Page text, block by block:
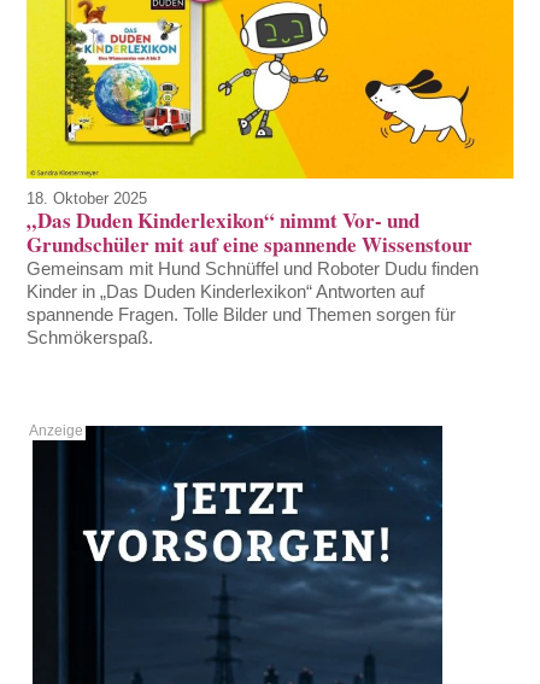
18. Oktober 2025
„Das Duden Kinderlexikon“ nimmt Vor- und
Grundschüler mit auf eine spannende Wissenstour
Gemeinsam mit Hund Schnüffel und Roboter Dudu finden
Kinder in „Das Duden Kinderlexikon“ Antworten auf
spannende Fragen. Tolle Bilder und Themen sorgen für
Schmökerspaß.